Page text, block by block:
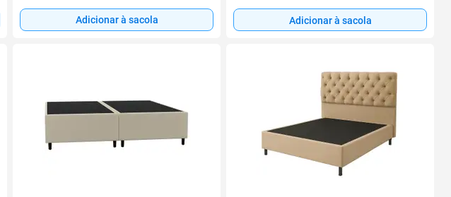
Adicionar à sacola Adicionar à sacola